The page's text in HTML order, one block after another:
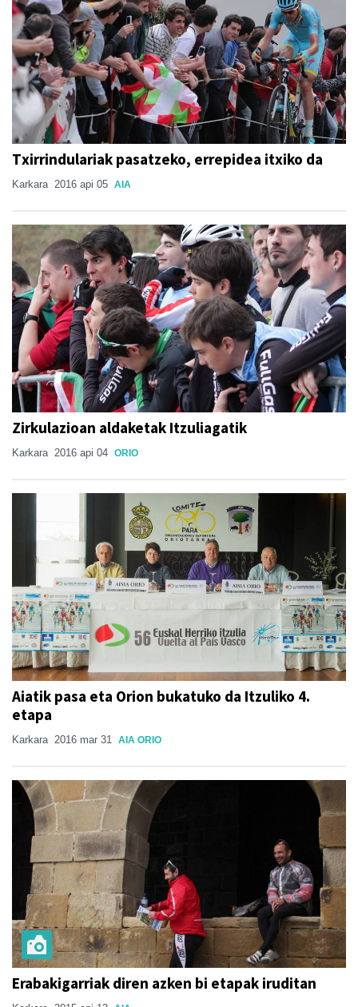
Txirrindulariak pasatzeko, errepidea itxiko da
Karkara 2016 api 05 AIA
Zirkulazioan aldaketak Itzuliagatik
Karkara 2016 api 04 ORIO
Aiatik pasa eta Orion bukatuko da Itzuliko 4.
etapa
Karkara 2016 mar 31 AIA ORIO
Erabakigarriak diren azken bi etapak iruditan